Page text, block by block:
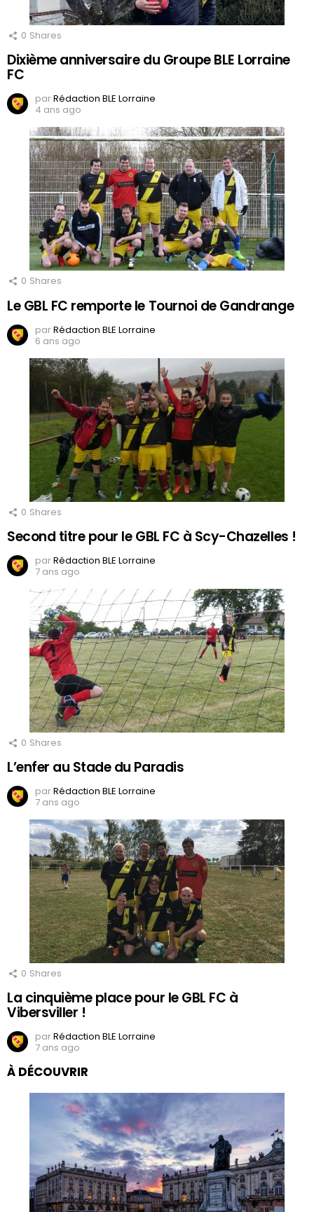
0 Shares
Dixième anniversaire du Groupe BLE Lorraine
FC
parRédaction BLE Lorraine
4 ans ago
0 Shares
Le GBL FC remporte le Tournoi de Gandrange
parRédaction BLE Lorraine
6 ans ago
0 Shares
Second titre pour le GBL FC à Scy-Chazelles !
parRédaction BLE Lorraine
7 ans ago
0 Shares
L’enfer au Stade du Paradis
parRédaction BLE Lorraine
7 ans ago
0 Shares
La cinquième place pour le GBL FC à
Vibersviller !
parRédaction BLE Lorraine
7 ans ago
À DÉCOUVRIR